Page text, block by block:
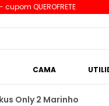
QUEROFRETE
CAMA
Only 2 Marinho